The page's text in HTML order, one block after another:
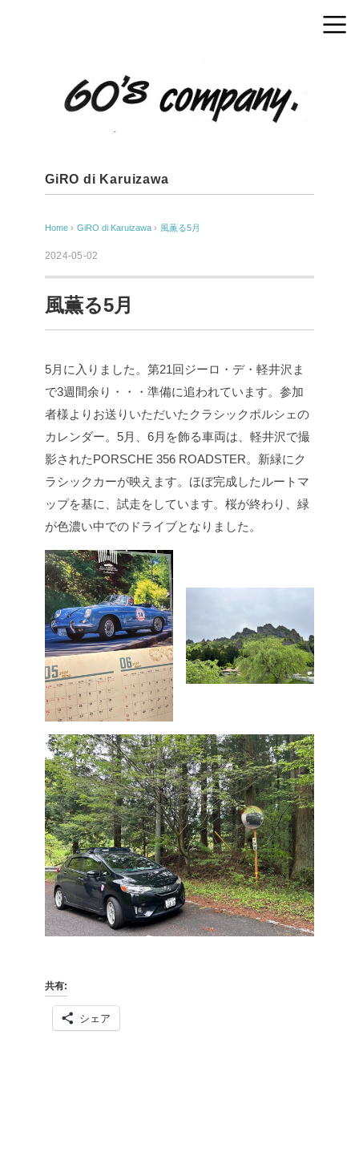
GiRO di Karuizawa
Home › GiRO di Karuizawa › 風薫る5月
2024-05-02
風薫る5月
5月に入りました。 第21回ジーロ・デ・軽井沢ま
で3週間余り・・・準備に追われています。 参加
者様よりお送りいただいたクラシックポルシェの
カレンダー。5月、6月を飾る車両は、軽井沢で撮
影されたPORSCHE 356 ROADSTER。新緑にク
ラシックカーが映えます。 ほぼ完成したルートマ
ップを基に、試走をしています。 桜が終わり、緑
が色濃い中でのドライブとなりました。
共有:
シェア